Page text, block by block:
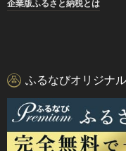
企業版ふるさと納税とは
ふるなびオリジナ